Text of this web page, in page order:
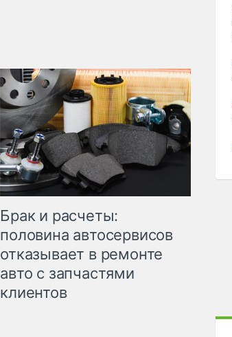
Брак и расчеты:
половина автосервисов
отказывает в ремонте
авто с запчастями
клиентов